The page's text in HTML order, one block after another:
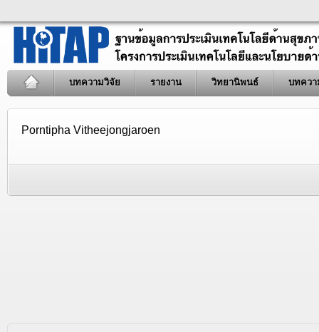
บทความวิจัย รายงาน วิทยานิพนธ์ บทควา
Porntipha Vitheejongjaroen